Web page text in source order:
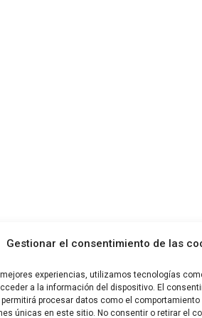
Gestionar el consentimiento de las
experiencias, utilizamos tecnologías
a la información del dispositivo. El
procesar datos como el comportamiento
únicas en este sitio. No consentir o retirar el